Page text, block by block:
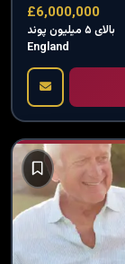
£6,000,000
بالای ۵ میلیون پوند
England